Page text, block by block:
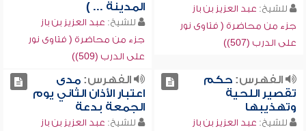
للشيخ: عبد العزيز بن باز
جزء من محاضرة ( فتاوى نور
على الدرب (507))
المدينة ... )
للشيخ: عبد العزيز بن باز
جزء من محاضرة ( فتاوى نور
على الدرب (509))
الفهرس:حكم
تقصير اللحية
وتهذيبها
للشيخ: عبد العزيز بن باز
الفهرس:مدى
اعتبار الأذان الثاني يوم
الجمعة بدعة
للشيخ: عبد العزيز بن باز